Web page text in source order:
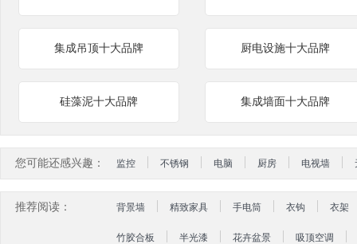
集成吊顶十大品牌 厨电设施十大品牌
硅藻泥十大品牌 集成墙面十大品牌
您可能还感兴趣： 监控 不锈钢 电脑 厨房 电视墙
推荐阅读： 背景墙 精致家具 手电筒 衣钩 衣架
竹胶合板 半光漆 花卉盆景 吸顶空调